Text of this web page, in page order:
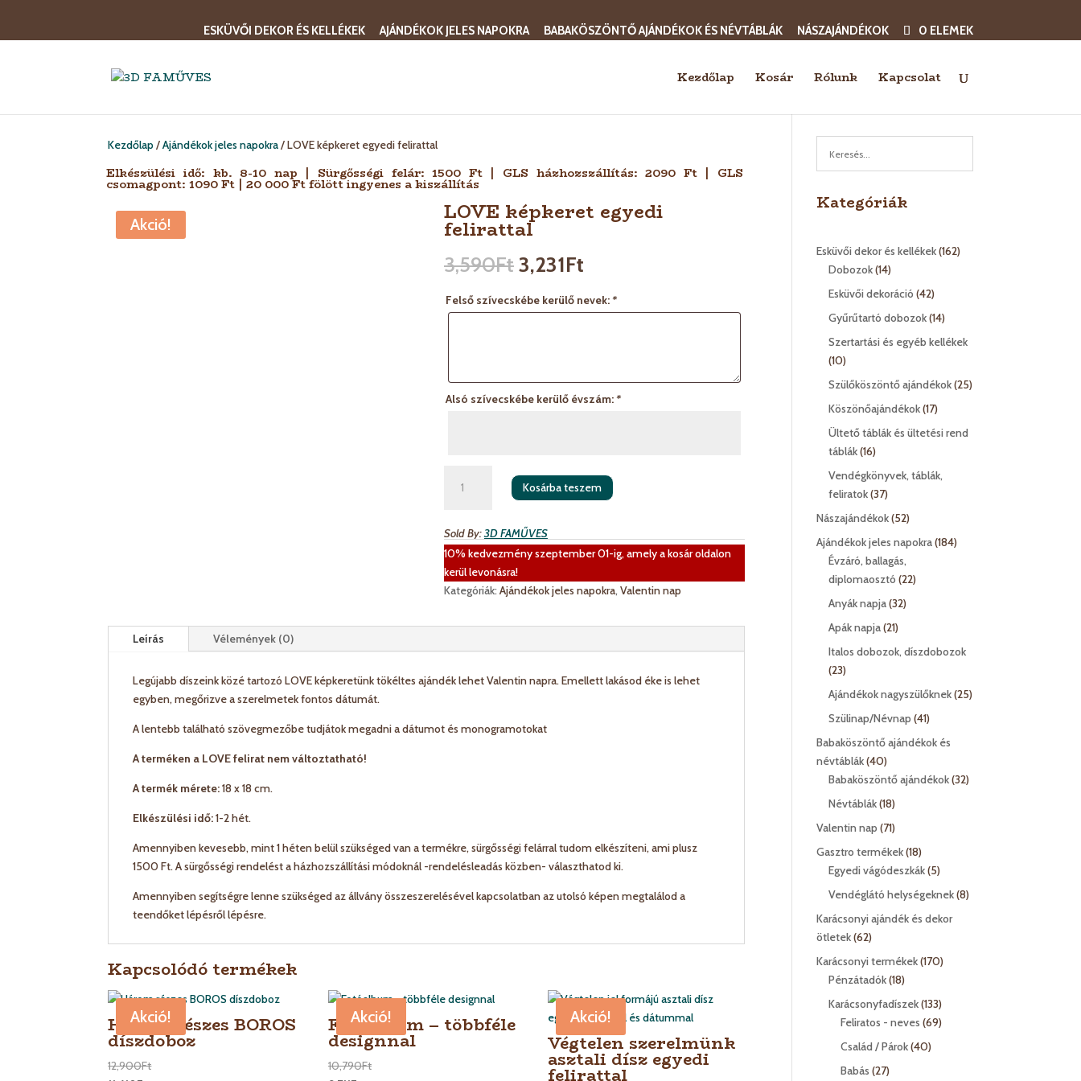
ESKÜVŐI DEKOR ÉS KELLÉKEK AJÁNDÉKOK JELES NAPOKRA BABAKÖSZÖNTŐ AJÁNDÉKOK ÉS NÉVTÁBLÁK NÁSZAJÁNDÉKOK 0 ELEMEK
Kezdőlap Kosár Rólunk Kapcsolat
Kezdőlap/Ajándékok jeles napokra/ LOVE képkeret egyedi felirattal
Elkészülési idő: kb. 8-10 nap | Sürgősségi felár: 1500 Ft | GLS házhozszállítás: 2090 Ft | GLS
csomagpont: 1090 Ft | 20 000 Ft fölött ingyenes a kiszállítás
Akció! LOVE képkeret egyedi
felirattal
3,590Ft3,231Ft
Felső szívecskébe kerülő nevek:*
Alsó szívecskébe kerülő évszám:*
képkeret
felirattal
mennyiség
Kosárba teszem
Sold By:3D FAMŰVES
10% kedvezmény szeptember 01-ig, amely a kosár oldalon
kerül levonásra!
Kategóriák:Ajándékok jeles napokra,Valentin nap
Leírás Vélemények (0)
Legújabb díszeink közé tartozó LOVE képkeretünk tökéltes ajándék lehet Valentin napra. Emellett lakásod éke is lehet
egyben, megőrizve a szerelmetek fontos dátumát.
A lentebb található szövegmezőbe tudjátok megadni a dátumot és monogramotokat
A terméken a LOVE felirat nem változtatható!
A termék mérete:18 x 18 cm.
Elkészülési idő:1-2 hét.
Amennyiben kevesebb, mint 1 héten belül szükséged van a termékre, sürgősségi felárral tudom elkészíteni, ami plusz
1500 Ft. A sürgősségi rendelést a házhozszállítási módoknál -rendelésleadás közben- választhatod ki.
Amennyiben segítségre lenne szükséged az állvány összeszerelésével kapcsolatban az utolsó képen megtalálod a
teendőket lépésről lépésre.
Kapcsolódó termékek
Akció!
Három részes BOROS
díszdoboz
12,900Ft
Akció!
Fotóalbum – többféle
designnal
10,790Ft
Akció!
Végtelen szerelmünk
asztali dísz egyedi
felirattal
Kategóriák
Esküvői dekor és kellékek 162162
Dobozok 1414
termék
Esküvői dekoráció 4242
termék
Gyűrűtartó dobozok 1414
termék
Szertartási és egyéb kellékek
1010
termék
Szülőköszöntő ajándékok 2525
Köszönőajándékok 1717
termék
Ültető táblák és ültetési rend
táblák 1616
termék
Vendégkönyvek, táblák,
feliratok 3737
termék
Nászajándékok 5252
termék
Ajándékok jeles napokra 184184
Évzáró, ballagás,
diplomaosztó 2222
Anyák napja 3232
Apák napja 2121
termék
Italos dobozok, díszdobozok
2323
termék
Ajándékok nagyszülőknek 2525
Szülinap/Névnap 4141
termék
Babaköszöntő ajándékok és
névtáblák 4040
termék
Babaköszöntő ajándékok 3232
Névtáblák 1818
termék
Valentin nap 7171
termék
Gasztro termékek 1818
termék
Egyedi vágódeszkák 55
termék
Vendéglátó helységeknek 88
Karácsonyi ajándék és dekor
ötletek 6262
termék
Karácsonyi termékek 170170
Pénzátadók 1818
termék
Karácsonyfadíszek 133133
termék
Feliratos - neves 6969
Család / Párok 4040
Babás 2727